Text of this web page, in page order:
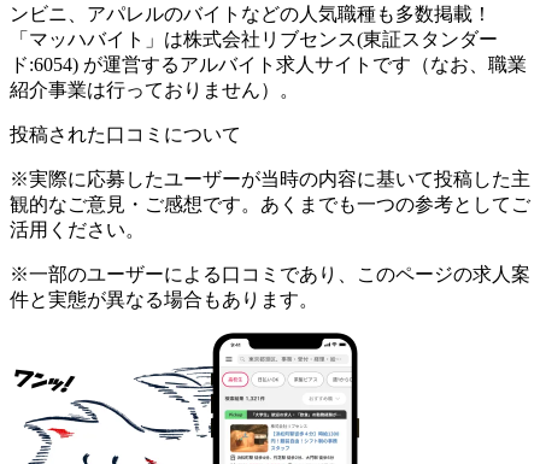
ンビニ、アパレルのバイトなどの人気職種も多数掲載！
「マッハバイト」は株式会社リブセンス(東証スタンダー
ド:6054) が運営するアルバイト求人サイトです（なお、職業
紹介事業は行っておりません）。
投稿された口コミについて
※実際に応募したユーザーが当時の内容に基いて投稿した主
観的なご意見・ご感想です。あくまでも一つの参考としてご
活用ください。
※一部のユーザーによる口コミであり、このページの求人案
件と実態が異なる場合もあります。